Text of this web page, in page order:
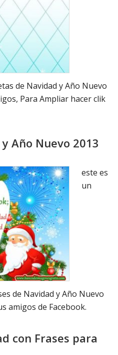
de Navidad y Año Nuevo
Para Ampliar hacer clik
Año Nuevo 2013
este es
un
de Navidad y Año Nuevo
amigos de Facebook.
con Frases para